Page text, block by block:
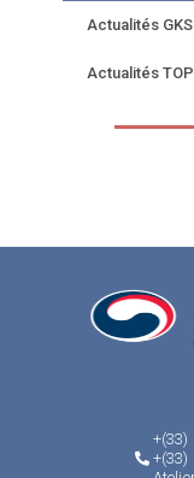
Actualités GKS
Actualités
+(33)
+(33)